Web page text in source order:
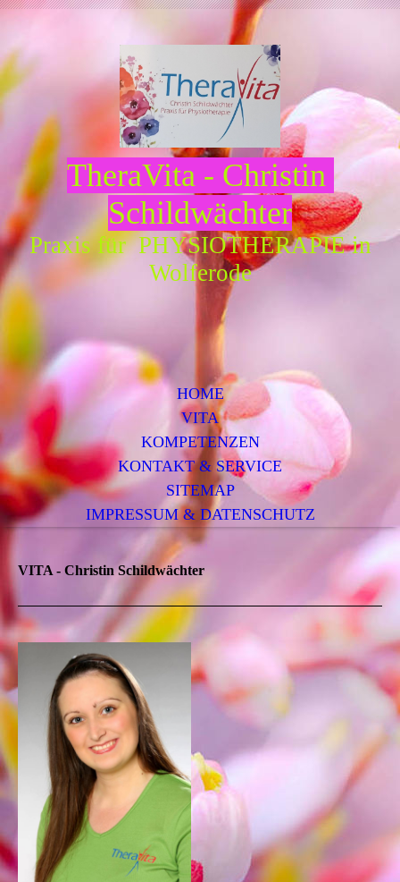
TheraVita - Christin
Schildwächter
Praxis für PHYSIOTHERAPIE in
Wolferode
HOME
VITA
KOMPETENZEN
KONTAKT & SERVICE
SITEMAP
IMPRESSUM & DATENSCHUTZ
VITA - Christin Schildwächter